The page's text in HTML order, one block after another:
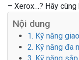
– Xerox…? Hãy cùng
Nội dung
1. Kỹ năng
2. Kỹ năng đa